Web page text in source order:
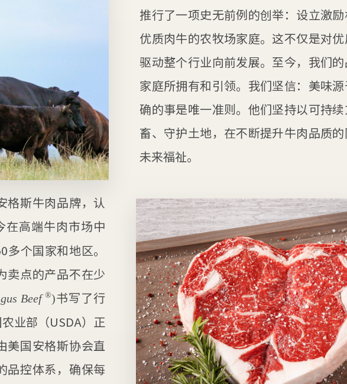
推行了一项史无前例的创举：设立激
优质肉牛的农牧场家庭。这不仅是对
驱动整个行业向前发展。至今，我们
家庭所拥有和引领。我们坚信：美味
确的事是唯一准则。他们坚持以可持
畜、守护土地，在不断提升牛肉品质
未来福祉。
格斯牛肉品牌，认
在高端牛肉市场中
个国家和地区。
卖点的产品不在少
Beef®)书写了行
业部（USDA）正
美国安格斯协会直
品控体系，确保每